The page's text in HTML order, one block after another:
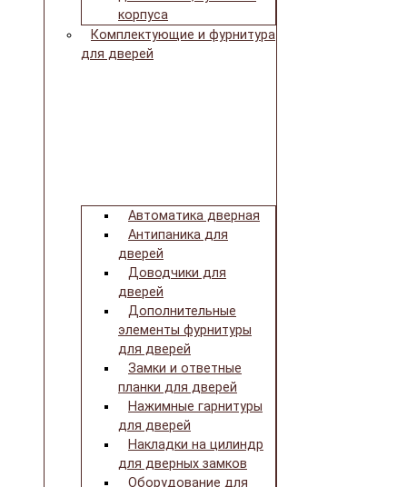
корпуса
Комплектующие и фурнитура
для дверей
Автоматика дверная
Антипаника для
дверей
Доводчики для
дверей
Дополнительные
элементы фурнитуры
для дверей
Замки и ответные
планки для дверей
Нажимные гарнитуры
для дверей
Накладки на цилиндр
для дверных замков
Оборудование для